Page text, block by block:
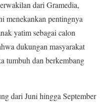
dari Gramedia,
menekankan pentingnya
yatim sebagai calon
dukungan masyarakat
tumbuh dan berkembang
dari Juni hingga September